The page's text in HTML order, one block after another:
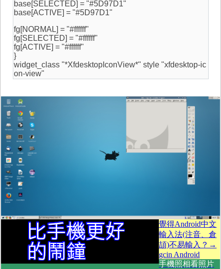
base[SELECTED] = "#5D97D1"
base[ACTIVE] = "#5D97D1"
fg[NORMAL] = "#ffffff"
fg[SELECTED] = "#ffffff"
fg[ACTIVE] = "#ffffff"
}
widget_class "*XfdesktopIconView*" style "xfdesktop-ic
on-view"
覺得Android中文
輸入法(注音、倉
頡)不易輸入？→
gcin Android
手機照相看照片